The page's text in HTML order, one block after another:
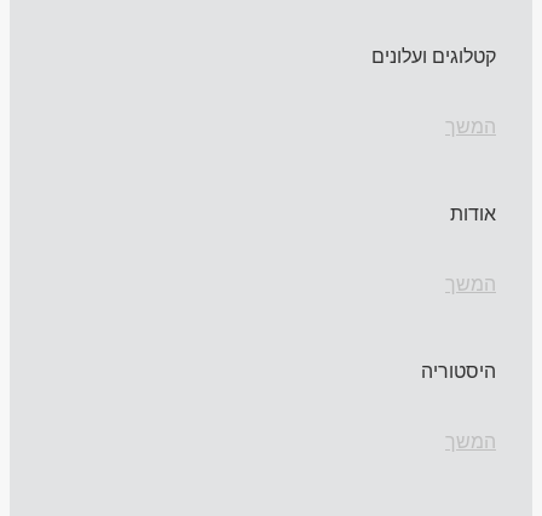
קטלוגים ועלונים
המשך
אודות
המשך
היסטוריה
המשך